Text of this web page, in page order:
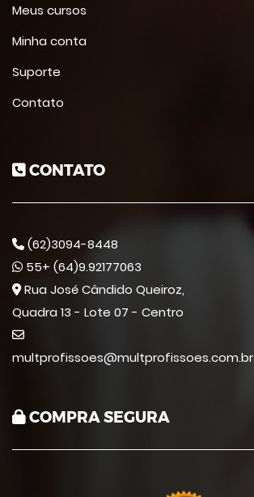
Meus cursos
Minha conta
Suporte
Contato
CONTATO
(62)3094-8448
55+ (64)9.92177063
Rua José Cândido Queiroz,
Quadra 13 - Lote 07 - Centro
multprofissoes@multprofissoes.com.br
COMPRA SEGURA